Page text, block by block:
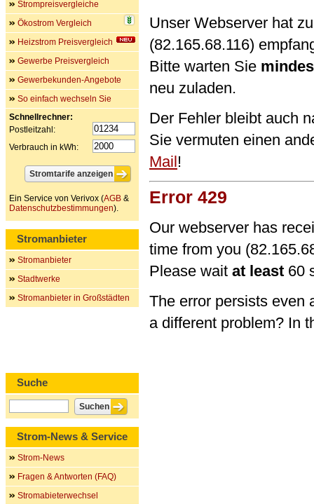
Unser Webserver hat
(82.165.68.116)
Bitte warten Sie
neu zuladen.
Der Fehler bleibt auch
Sie vermuten einen
Mail!
Error 429
Our webserver has
time from you
Please wait at least 60
The error persists even
a different problem? In
Strompreisvergleiche
Ökostrom Vergleich
Heizstrom Preisvergleich
Gewerbe Preisvergleich
Gewerbekunden-Angebote
So einfach wechseln Sie
Schnellrechner:
Postleitzahl:
Verbrauch in kWh:
Ein Service von Verivox (AGB &
Datenschutzbestimmungen).
Stromanbieter
Stromanbieter
Stadtwerke
Stromanbieter in Großstädten
Suche
Strom-News & Service
Strom-News
Fragen & Antworten (FAQ)
Stromabieterwechsel